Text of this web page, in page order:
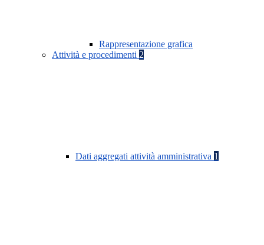
Rappresentazione grafica
Attività e procedimenti 2
Dati aggregati attività amministrativa 1